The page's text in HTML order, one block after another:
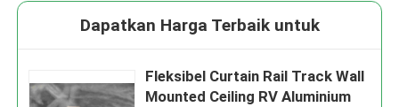
Dapatkan Harga Terbaik untuk
Fleksibel Curtain Rail Track Wall
Mounted Ceiling RV Aluminium